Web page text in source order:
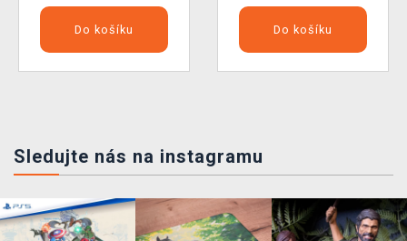
Do košíku Do košíku
Sledujte nás na instagramu